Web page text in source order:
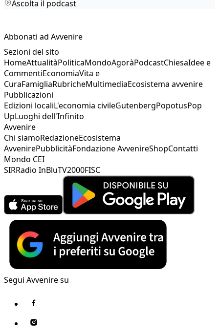
Ascolta il podcast
Abbonati ad Avvenire
Sezioni del sito
HomeAttualitàPoliticaMondoAgoràPodcastChiesaIdee e
CommentiEconomiaVita e
CuraFamigliaRubricheMultimediaEcosistema avvenire
Pubblicazioni
Edizioni localiL'economia civileGutenbergPopotusPop
UpLuoghi dell'Infinito
Avvenire
Chi siamoRedazioneEcosistema
AvvenirePubblicitàFondazione AvvenireShopContatti
Mondo CEI
SIRRadio InBluTV2000FISC
Segui Avvenire su